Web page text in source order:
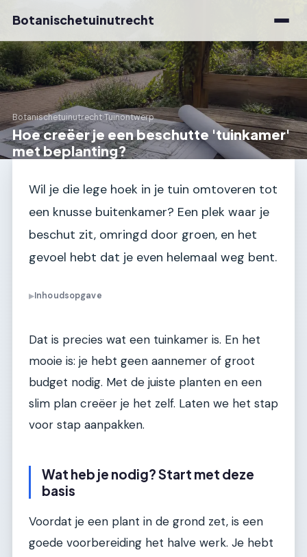
Botanischetuinutrecht
Botanischetuinutrecht›Tuinontwerp
Hoe creëer je een beschutte 'tuinkamer'
met beplanting?
Wil je die lege hoek in je tuin omtoveren tot
een knusse buitenkamer? Een plek waar je
beschut zit, omringd door groen, en het
gevoel hebt dat je even helemaal weg bent.
▶Inhoudsopgave
Dat is precies wat een tuinkamer is. En het
mooie is: je hebt geen aannemer of groot
budget nodig. Met de juiste planten en een
slim plan creëer je het zelf. Laten we het stap
voor stap aanpakken.
Wat heb je nodig? Start met deze
basis
Voordat je een plant in de grond zet, is een
goede voorbereiding het halve werk. Je hebt